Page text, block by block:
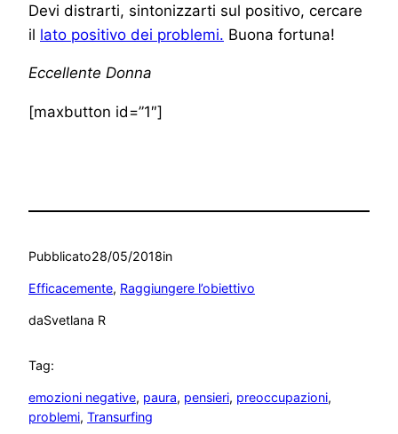
Devi distrarti, sintonizzarti sul positivo, cercare
il lato positivo dei problemi. Buona fortuna!
Eccellente Donna
[maxbutton id=”1″]
Pubblicato28/05/2018in
Efficacemente, Raggiungere l’obiettivo
daSvetlana R
Tag:
emozioni negative, paura, pensieri, preoccupazioni
problemi, Transurfing